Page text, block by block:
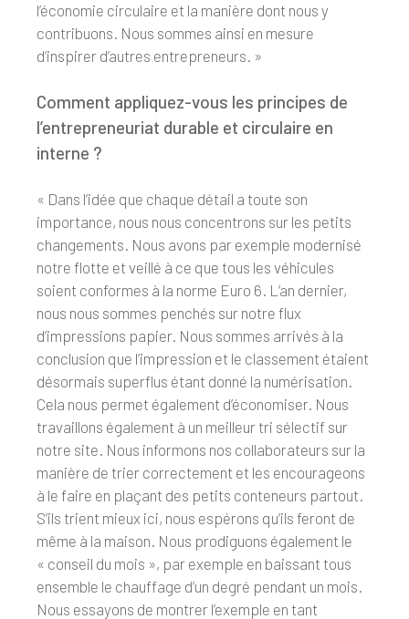
l’économie circulaire et la manière dont nous y
contribuons. Nous sommes ainsi en mesure
d’inspirer d’autres entrepreneurs. »
Comment appliquez-vous les principes de
l’entrepreneuriat durable et circulaire en
interne ?
« Dans l’idée que chaque détail a toute son
importance, nous nous concentrons sur les petits
changements. Nous avons par exemple modernisé
notre flotte et veillé à ce que tous les véhicules
soient conformes à la norme Euro 6. L’an dernier,
nous nous sommes penchés sur notre flux
d’impressions papier. Nous sommes arrivés à la
conclusion que l’impression et le classement étaient
désormais superflus étant donné la numérisation.
Cela nous permet également d’économiser. Nous
travaillons également à un meilleur tri sélectif sur
notre site. Nous informons nos collaborateurs sur la
manière de trier correctement et les encourageons
à le faire en plaçant des petits conteneurs partout.
S’ils trient mieux ici, nous espérons qu’ils feront de
même à la maison. Nous prodiguons également le
« conseil du mois », par exemple en baissant tous
ensemble le chauffage d’un degré pendant un mois.
Nous essayons de montrer l’exemple en tant